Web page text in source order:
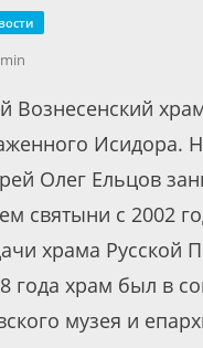
Вознесенский
Исидора.
Олег Ельцов
святыни с 2002
храма Русской
года храм был в
музея и